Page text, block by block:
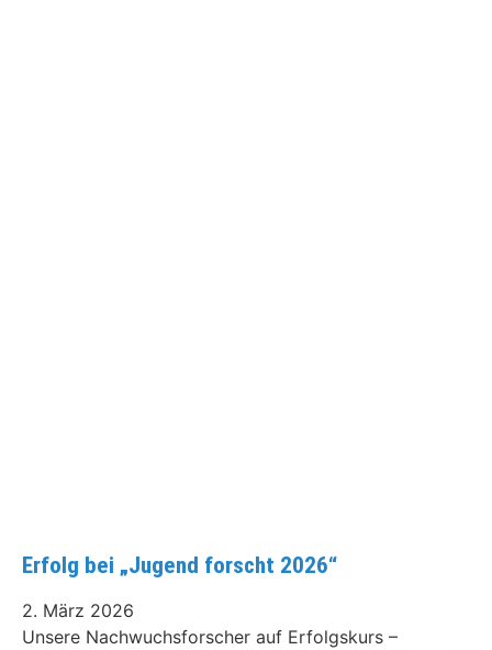
Erfolg bei „Jugend forscht 2026“
2. März 2026
Unsere Nachwuchsforscher auf Erfolgskurs –